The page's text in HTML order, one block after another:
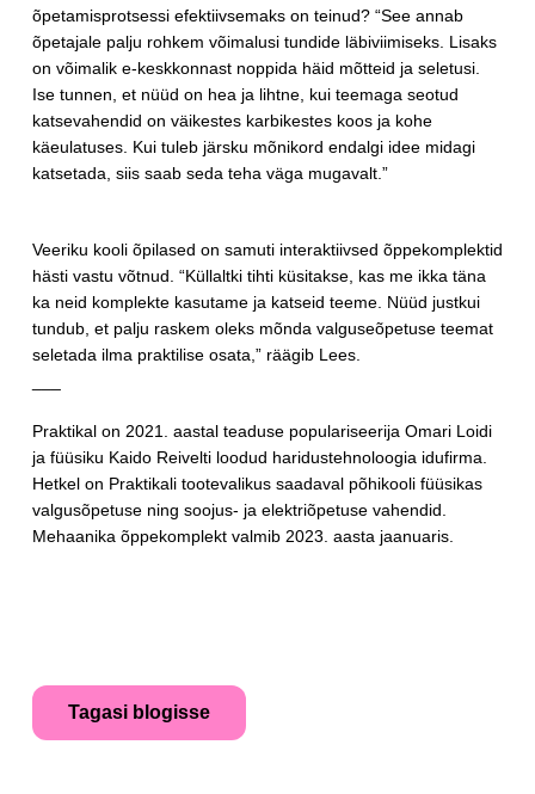
õpetamisprotsessi efektiivsemaks on teinud? “See annab
õpetajale palju rohkem võimalusi tundide läbiviimiseks. Lisaks
on võimalik e-keskkonnast noppida häid mõtteid ja seletusi.
Ise tunnen, et nüüd on hea ja lihtne, kui teemaga seotud
katsevahendid on väikestes karbikestes koos ja kohe
käeulatuses. Kui tuleb järsku mõnikord endalgi idee midagi
katsetada, siis saab seda teha väga mugavalt.”
Veeriku kooli õpilased on samuti interaktiivsed õppekomplektid
hästi vastu võtnud. “Küllaltki tihti küsitakse, kas me ikka täna
ka neid komplekte kasutame ja katseid teeme. Nüüd justkui
tundub, et palju raskem oleks mõnda valguseõpetuse teemat
seletada ilma praktilise osata,” räägib Lees.
Praktikal on 2021. aastal teaduse populariseerija Omari Loidi
ja füüsiku Kaido Reivelti loodud haridustehnoloogia idufirma.
Hetkel on Praktikali tootevalikus saadaval põhikooli füüsikas
valgusõpetuse ning soojus- ja elektriõpetuse vahendid.
Mehaanika õppekomplekt valmib 2023. aasta jaanuaris.
Tagasi blogisse